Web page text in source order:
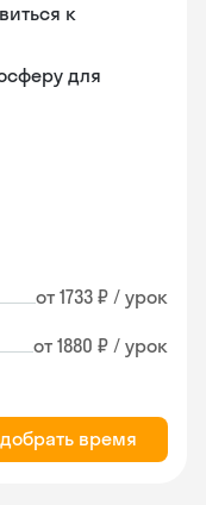
к
для
от 1733 ₽ / урок
от 1880 ₽ / урок
время